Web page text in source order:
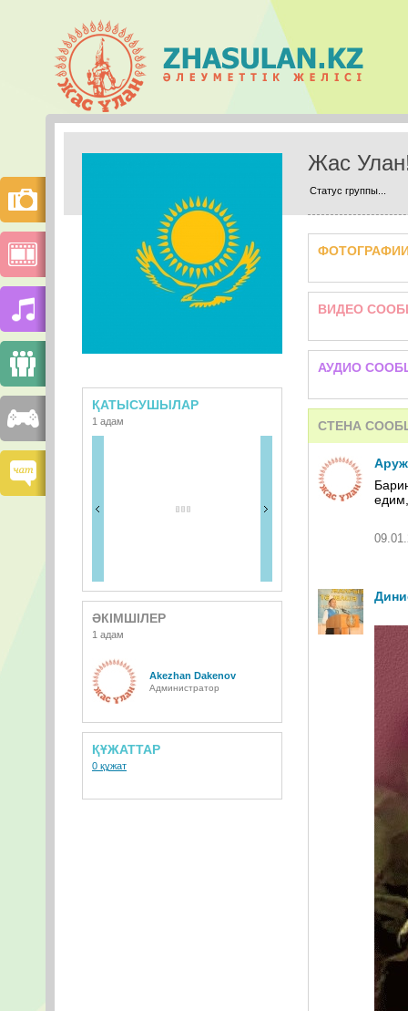
Жас
Статус группы...
ҚАТЫСУШЫЛАР
1 адам
ӘКІМШІЛЕР
1 адам
Akezhan Dakenov
Администратор
ҚҰЖАТТАР
0 құжат
ВИДЕО
АУДИО
СТЕНА